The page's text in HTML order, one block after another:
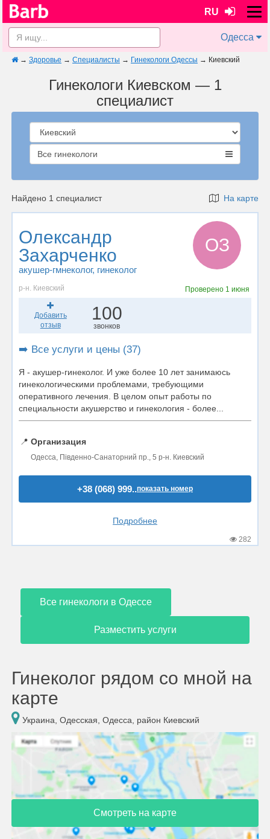
RU
Одесса
→ Здоровье → Специалисты → Гинекологи Одессы → Киевский
Гинекологи Киевском — 1
специалист
Все гинекологи
Найдено 1 специалист На карте
Олександр
Захарченко
акушер-гмнеколог, гинеколог
ОЗ
р-н. Киевский Проверено 1 июня
Добавить
отзыв
100
звонков
➡️ Все услуги и цены (37)
Я - акушер-гинеколог. И уже более 10 лет занимаюсь
гинекологическими проблемами, требующими
оперативного лечения. В целом опыт работы по
специальности акушерство и гинекология - более...
📍 Организация
Одесса, Південно-Санаторний пр., 5 р-н. Киевский
+38 (068) 999..показать номер
Подробнее
282
Все гинекологи в Одессе
Разместить услуги
Гинеколог рядом со мной на
карте
Украина, Одесская, Одесса, район Киевский
Смотреть на карте